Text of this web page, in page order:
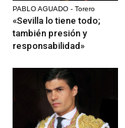
PABLO AGUADO - Torero
«Sevilla lo tiene todo;
también presión y
responsabilidad»